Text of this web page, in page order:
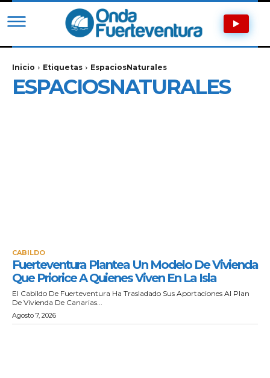
Inicio Etiquetas EspaciosNaturales
ESPACIOSNATURALES
CABILDO
Fuerteventura Plantea Un Modelo De Vivienda
Que Priorice A Quienes Viven En La Isla
El Cabildo De Fuerteventura Ha Trasladado Sus Aportaciones Al Plan
De Vivienda De Canarias...
Agosto 7, 2026